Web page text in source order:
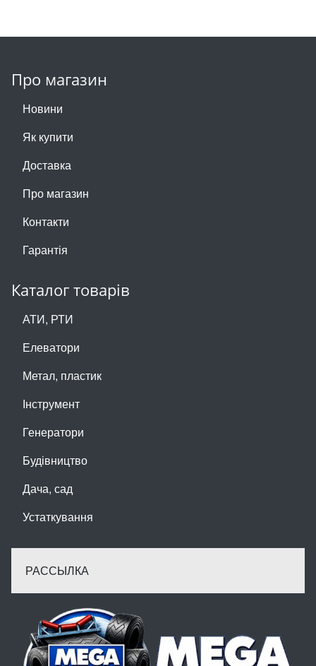
Про магазин
Новини
Як купити
Доставка
Про магазин
Контакти
Гарантія
Каталог товарів
АТИ, РТИ
Елеватори
Метал, пластик
Інструмент
Генератори
Будівництво
Дача, сад
Устаткування
РАССЫЛКА